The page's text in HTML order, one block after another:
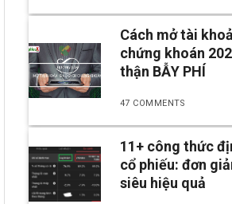
Cách mở tài
chứng khoán
thận BẪY PHÍ
47 COMMENTS
11+ công thức
cổ phiếu: đơn
siêu hiệu quả